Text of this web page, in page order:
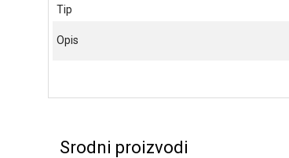
Tip
Opis
Srodni proizvodi